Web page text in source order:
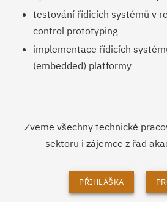
testování řídicích systémů v
control prototyping
implementace řídicích
(embedded) platformy
Zveme všechny technické
sektoru i zájemce z řad
PŘIHLÁŠKA